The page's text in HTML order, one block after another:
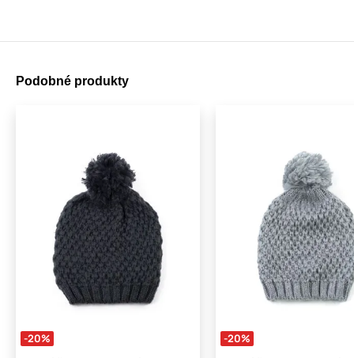
Podobné produkty
-20% -20%